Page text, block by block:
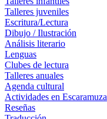
Talleres juveniles
Escritura/Lectura
Dibujo / Ilustración
Análisis literario
Lenguas
Clubes de lectura
Talleres anuales
Agenda cultural
Actividades en Escaramuza
Reseñas